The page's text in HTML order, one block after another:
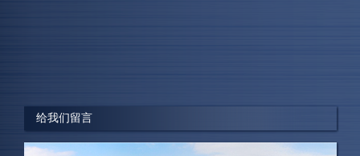
加。”
新希望出国集团 赵总
给我们留言